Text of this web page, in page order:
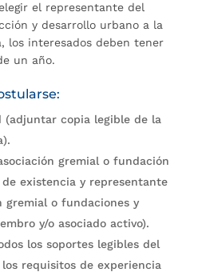
el representante del
y desarrollo urbano a la
los interesados deben tener
un año.
(adjuntar copia legible de la
gremial o fundación
existencia y representante
gremial o fundaciones y
y/o asociado activo).
los soportes legibles del
requisitos de experiencia